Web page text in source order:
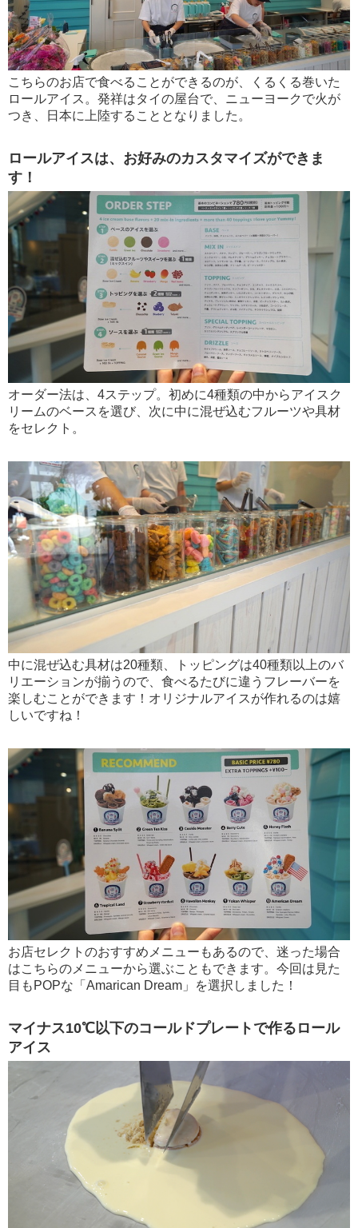
こちらのお店で食べることができるのが、くるくる巻いた
ロールアイス。発祥はタイの屋台で、ニューヨークで火が
つき、日本に上陸することとなりました。
ロールアイスは、お好みのカスタマイズができま
す！
オーダー法は、4ステップ。初めに4種類の中からアイスク
リームのベースを選び、次に中に混ぜ込むフルーツや具材
をセレクト。
中に混ぜ込む具材は20種類、トッピングは40種類以上のバ
リエーションが揃うので、食べるたびに違うフレーバーを
楽しむことができます！オリジナルアイスが作れるのは嬉
しいですね！
お店セレクトのおすすめメニューもあるので、迷った場合
はこちらのメニューから選ぶこともできます。今回は見た
目もPOPな「Amarican Dream」を選択しました！
マイナス10℃以下のコールドプレートで作るロール
アイス